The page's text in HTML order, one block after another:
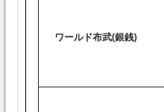
ワールド布武(銀銭)